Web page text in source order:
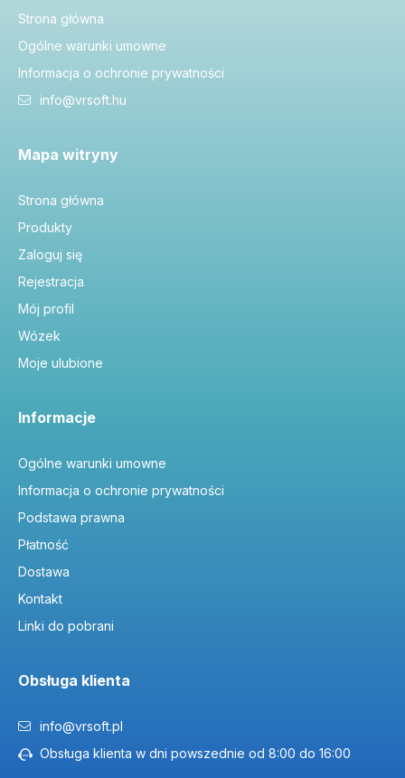
Strona główna
Ogólne warunki umowne
Informacja o ochronie prywatności
info@vrsoft.hu
Mapa witryny
Strona główna
Produkty
Zaloguj się
Rejestracja
Mój profil
Wózek
Moje ulubione
Informacje
Ogólne warunki umowne
Informacja o ochronie prywatności
Podstawa prawna
Płatność
Dostawa
Kontakt
Linki do pobrani
Obsługa klienta
info@vrsoft.pl
Obsługa klienta w dni powszednie od 8:00 do 16:00